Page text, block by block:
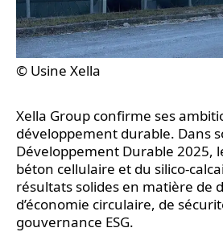
© Usine Xella
Xella Group confirme ses
développement durable. Dans
Développement Durable 2025,
béton cellulaire et du silico-
résultats solides en matière de
d’économie circulaire, de
gouvernance ESG.